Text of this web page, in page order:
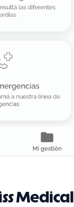
Medical